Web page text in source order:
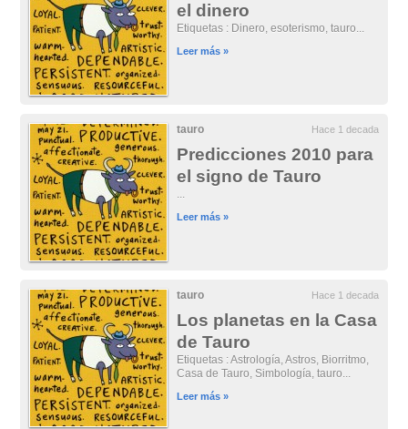
el dinero
Etiquetas : Dinero, esoterismo, tauro...
Leer más »
tauro Hace 1 decada
Predicciones 2010 para
el signo de Tauro
...
Leer más »
tauro Hace 1 decada
Los planetas en la Casa
de Tauro
Etiquetas : Astrología, Astros, Biorritmo,
Casa de Tauro, Simbología, tauro...
Leer más »